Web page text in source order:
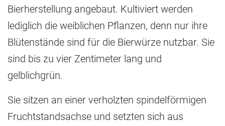
Bierherstellung angebaut. Kultiviert werden
lediglich die weiblichen Pflanzen, denn nur ihre
Blütenstände sind für die Bierwürze nutzbar. Sie
sind bis zu vier Zentimeter lang und
gelblichgrün.
Sie sitzen an einer verholzten spindelförmigen
Fruchtstandsachse und setzten sich aus